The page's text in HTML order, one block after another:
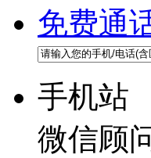
免费通
手机站
微信顾